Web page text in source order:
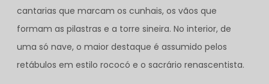
cantarias que marcam os cunhais, os vãos que
formam as pilastras e a torre sineira. No interior, de
uma só nave, o maior destaque é assumido pelos
retábulos em estilo rococó e o sacrário renascentista.